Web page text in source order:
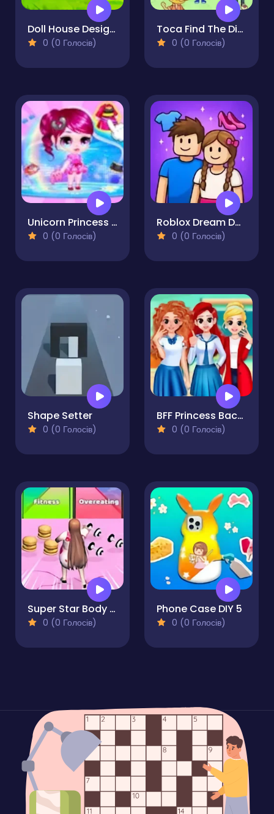
Doll House Design and Decoration
0 (0 Голосів)
Toca Find The Differences
0 (0 Голосів)
Unicorn Princess Dress Up
0 (0 Голосів)
Roblox Dream Duo Dress Up
0 (0 Голосів)
Shape Setter
0 (0 Голосів)
BFF Princess Back to School
0 (0 Голосів)
Super Star Body Race
0 (0 Голосів)
Phone Case DIY 5
0 (0 Голосів)